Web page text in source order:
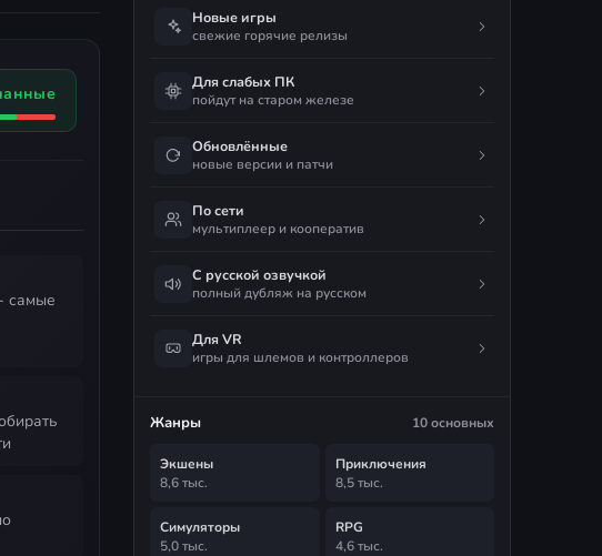
Новые игры
свежие горячие релизы
Для слабых ПК
пойдут на старом железе
Обновлённые
новые версии и патчи
По сети
мультиплеер и кооператив
С русской озвучкой
полный дубляж на русском
Для VR
игры для шлемов и контроллеров
Жанры 10 основных
Экшены
8,6 тыс.
Приключения
8,5 тыс.
Симуляторы
5,0 тыс.
RPG
4,6 тыс.